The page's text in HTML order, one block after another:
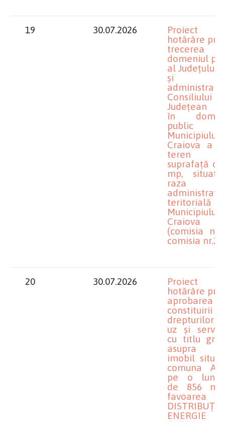
19 30.07.2026
Proiect
hotărâre
trecerea
domeniul
al Județului
și
Consiliului
Județean
în
public
Municipiului
Craiova a
teren
suprafață
mp, situat
raza
Municipiului
Craiova
(comisia
comisia nr.2)
20 30.07.2026
Proiect
hotărâre
aprobarea
constituirii
drepturilor
uz și
cu titlu
asupra
imobil
comuna
pe o
de 856
favoarea
DISTRIBUȚIE
ENERGIE